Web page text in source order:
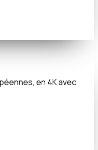
en 4K avec